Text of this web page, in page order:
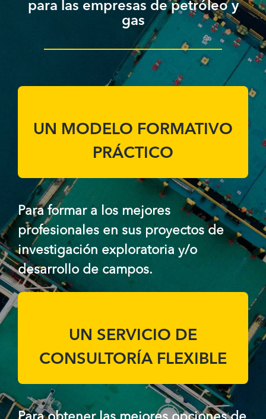
para las empresas de petróleo y
gas
UN MODELO FORMATIVO
PRÁCTICO
Para formar a los mejores
profesionales en sus proyectos de
investigación exploratoria y/o
desarrollo de campos.
UN SERVICIO DE
CONSULTORÍA FLEXIBLE